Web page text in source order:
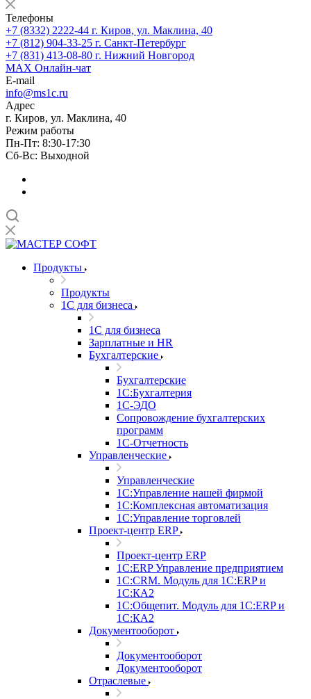
Телефоны
+7 (8332) 2222-44 г. Киров, ул. Маклина, 40
+7 (812) 904-33-25 г. Санкт-Петербург
+7 (831) 413-08-80 г. Нижний Новгород
MAX Онлайн-чат
E-mail
info@ms1c.ru
Адрес
г. Киров, ул. Маклина, 40
Режим работы
Пн-Пт: 8:30-17:30
Cб-Вс: Выходной
Продукты
Продукты
1С для бизнеса
1С для бизнеса
Зарплатные и HR
Бухгалтерские
Бухгалтерские
1С:Бухгалтерия
1С-ЭДО
Сопровождение бухгалтерских
программ
1С-Отчетность
Управленческие
Управленческие
1С:Управление нашей фирмой
1С:Комплексная автоматизация
1С:Управление торговлей
Проект-центр ERP
Проект-центр ERP
1С:ERP Управление предприятием
1С:CRM. Модуль для 1С:ERP и
1С:КА2
1С:Общепит. Модуль для 1С:ERP и
1С:КА2
Документооборот
Документооборот
Документооборот
Отраслевые